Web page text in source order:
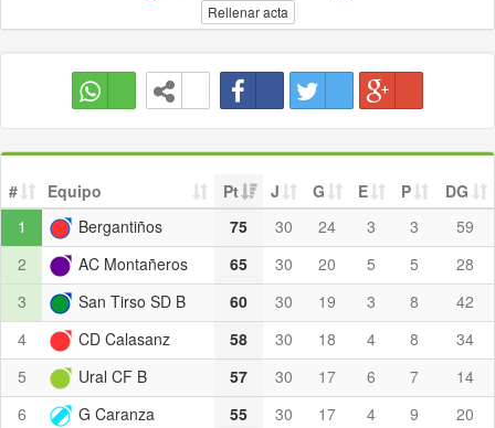
Rellenar acta
# Equipo Pt J G E P
DG
1
Bergantiños 75 30 24 3 3
59
2
AC Montañeros 65 30 20 5 5
28
3
San Tirso SD B 60 30 19 3 8
42
4
CD Calasanz 58 30 18 4 8
34
5
Ural CF B 57 30 17 6 7
14
6
G Caranza 55 30 17 4 9
20